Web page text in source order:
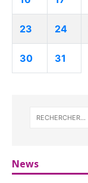
23 24
30 31
News